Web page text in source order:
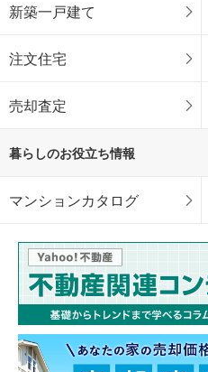
新築一戸建て
注文住宅
売却査定
暮らしのお役立ち情報
マンションカタログ